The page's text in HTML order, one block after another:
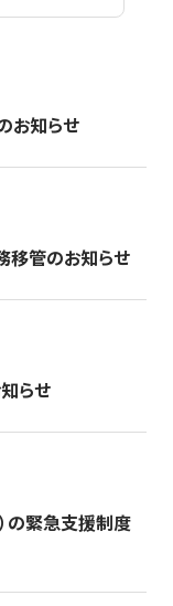
お知らせ
移管のお知らせ
らせ
の緊急支援制度